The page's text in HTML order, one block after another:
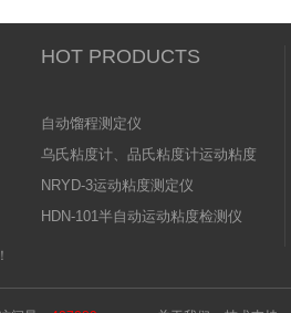
HOT PRODUCTS
自动馏程测定仪
乌氏粘度计、品氏粘度计运动粘度
测定仪（粘度计）技术参数
NRYD-3运动粘度测定仪
HDN-101半自动运动粘度检测仪